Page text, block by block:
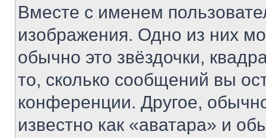
Вместе с именем
изображения. Одно из них
обычно это звёздочки,
то, сколько сообщений вы
конференции. Другое,
известно как «аватара» и